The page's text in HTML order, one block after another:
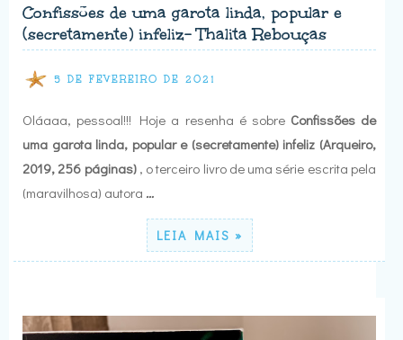
Confissões de uma garota linda, popular e
(secretamente) infeliz- Thalita Rebouças
5 DE FEVEREIRO DE 2021
Oláaaa, pessoal!!! Hoje a resenha é sobre Confissões de
uma garota linda, popular e (secretamente) infeliz (Arqueiro,
2019, 256 páginas), o terceiro livro de uma série escrita pela
(maravilhosa) autora …
LEIA MAIS »